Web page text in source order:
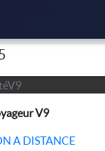
V9
A DISTANCE